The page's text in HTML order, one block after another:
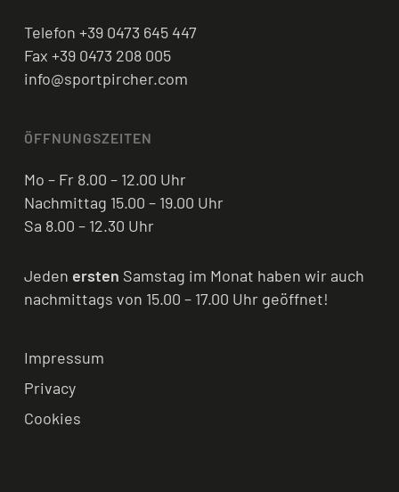
Telefon +39 0473 645 447
Fax +39 0473 208 005
info@sportpircher.com
ÖFFNUNGSZEITEN
Mo – Fr 8.00 – 12.00 Uhr
Nachmittag 15.00 – 19.00 Uhr
Sa 8.00 – 12.30 Uhr
Jeden ersten Samstag im Monat haben wir auch
nachmittags von 15.00 – 17.00 Uhr geöffnet!
Impressum
Privacy
Cookies